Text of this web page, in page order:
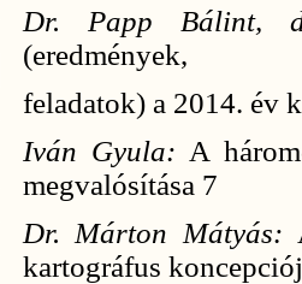
Dr. Papp Bálint,
(eredmények,
feladatok) a 2014. év
Iván Gyula: A
megvalósítása 7
Dr. Márton Mátyás:
kartográfus